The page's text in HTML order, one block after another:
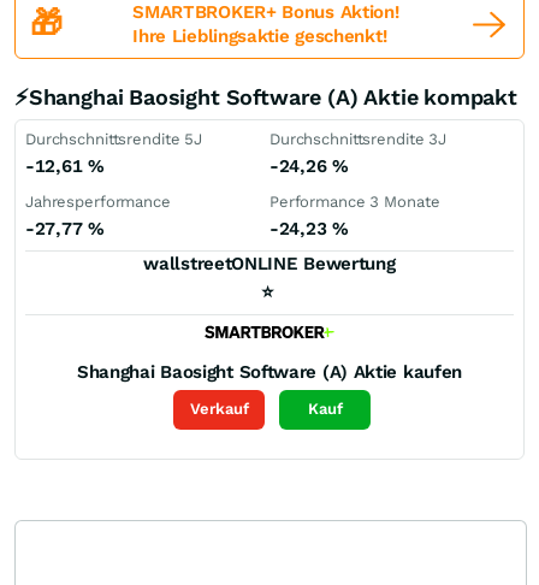
🎁
SMARTBROKER+ Bonus Aktion!
Ihre Lieblingsaktie geschenkt!
⚡Shanghai Baosight Software (A) Aktie kompakt
Durchschnittsrendite 5J
-12,61 %
Durchschnittsrendite 3J
-24,26 %
Jahresperformance
-27,77 %
Performance 3 Monate
-24,23 %
wallstreetONLINE Bewertung
⭐
Shanghai Baosight Software (A) Aktie kaufen
Verkauf Kauf